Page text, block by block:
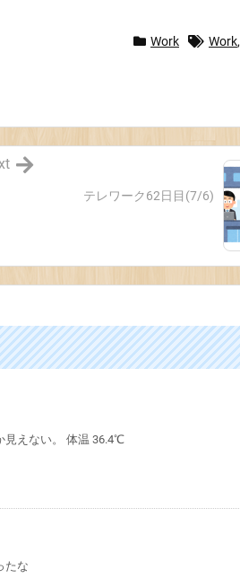
Work Work,
テレワーク62日目(7/6)
見えない。 体温 36.4℃
たな